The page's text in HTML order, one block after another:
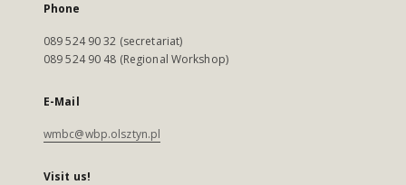
Phone
089 524 90 32 (secretariat)
089 524 90 48 (Regional Workshop)
E-Mail
wmbc@wbp.olsztyn.pl
Visit us!